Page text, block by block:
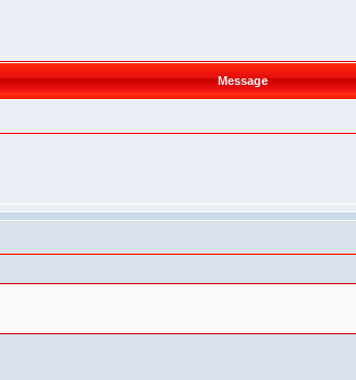
Message